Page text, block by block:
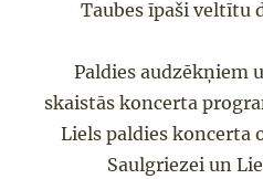
Taubes īpaši veltītu
Paldies audzēkņiem
skaistās koncerta
Liels paldies koncerta
Saulgriezei un